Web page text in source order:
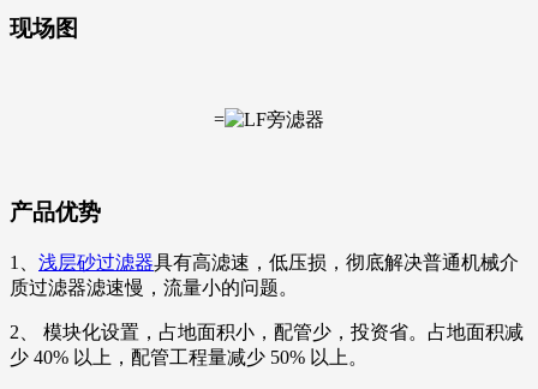
现场图
=
产品优势
1、 浅层砂过滤器具有高滤速，低压损，彻底解决普通机械介
质过滤器滤速慢，流量小的问题。
2、 模块化设置，占地面积小，配管少，投资省。占地面积减
少 40% 以上，配管工程量减少 50% 以上。